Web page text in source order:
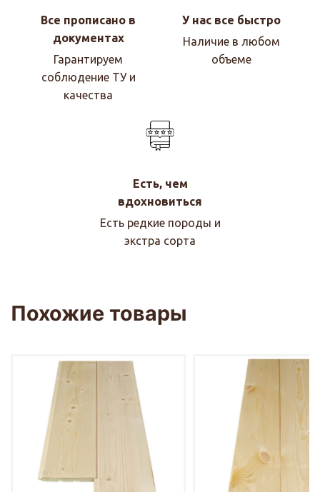
Все прописано в
документах
Гарантируем
соблюдение ТУ и
качества
У нас все быстро
Наличие в любом
объеме
Есть, чем
вдохновиться
Есть редкие породы и
экстра сорта
Похожие товары